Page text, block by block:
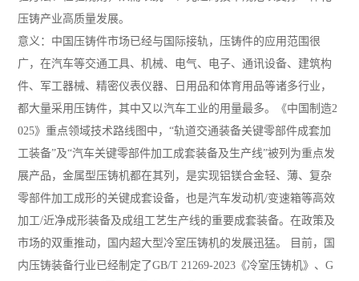
压铸产业高质量发展。
意义：中国压铸件市场已经与国际接轨，压铸件的应用范围很
广，在汽车等交通工具、机械、电气、电子、通讯设备、建筑构
件、军工器械、精密仪表仪器、日用品和体育用品等诸多行业，
都大量采用压铸件，其中又以汽车工业的用量最多。《中国制造2
025》重点领域技术路线图中，“轨道交通装备关键零部件成套加
工装备”及“汽车关键零部件加工成套装备及生产线”被列为重点发
展产品，金属型压铸机都在其列，是实现铝镁合金轻、薄、复杂
零部件加工成形的关键成套设备，也是汽车发动机/变速箱等高效
加工/近净成形装备及成组工艺生产线的重要成套装备。在政策及
市场的双重推动，国内超大型冷室压铸机的发展迅猛。 目前，国
内压铸装备行业已经制定了GB/T 21269-2023《冷室压铸机》、G